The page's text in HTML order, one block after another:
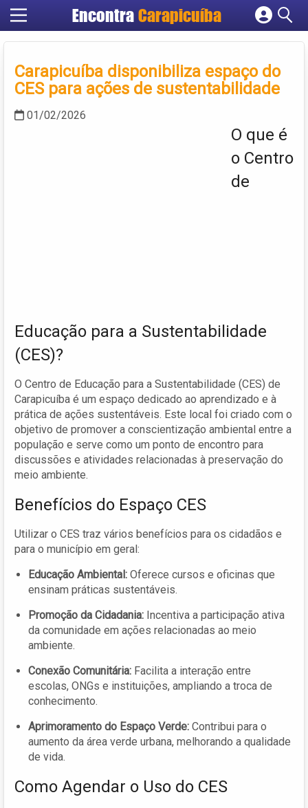
EncontraCarapicuíba
Cadastrar empresa
Criar conta
Carapicuíba disponibiliza espaço do
CES para ações de sustentabilidade
01/02/2026
O que é
o Centro
de
Educação para a Sustentabilidade
(CES)?
O Centro de Educação para a Sustentabilidade (CES) de
Carapicuíba é um espaço dedicado ao aprendizado e à
prática de ações sustentáveis. Este local foi criado com o
objetivo de promover a conscientização ambiental entre a
população e serve como um ponto de encontro para
discussões e atividades relacionadas à preservação do
meio ambiente.
Benefícios do Espaço CES
Utilizar o CES traz vários benefícios para os cidadãos e
para o município em geral:
Educação Ambiental: Oferece cursos e oficinas que
ensinam práticas sustentáveis.
Promoção da Cidadania: Incentiva a participação ativa
da comunidade em ações relacionadas ao meio
ambiente.
Conexão Comunitária: Facilita a interação entre
escolas, ONGs e instituições, ampliando a troca de
conhecimento.
Aprimoramento do Espaço Verde: Contribui para o
aumento da área verde urbana, melhorando a qualidade
de vida.
Como Agendar o Uso do CES